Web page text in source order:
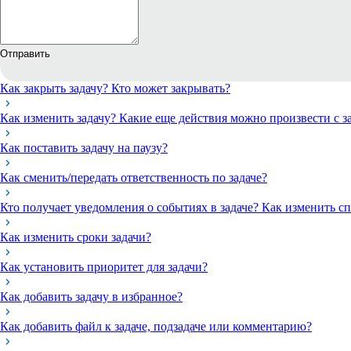
Отправить
Как закрыть задачу? Кто может закрывать?
Как изменить задачу? Какие еще действия можно произвести с
Как поставить задачу на паузу?
Как сменить/передать ответственность по задаче?
Кто получает уведомления о событиях в задаче? Как изменить
Как изменить сроки задачи?
Как установить приоритет для задачи?
Как добавить задачу в избранное?
Как добавить файл к задаче, подзадаче или комментарию?